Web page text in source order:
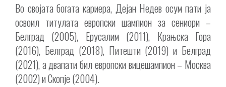
Во својата богата кариера, Дејан Недев осум пати ја
освоил титулата европски шампион за сениори –
Белград (2005), Ерусалим (2011), Крањска Гора
(2016), Белград (2018), Питешти (2019) и Белград
(2021), а двапати бил европски вицешампион – Москва
(2002) и Скопје (2004).